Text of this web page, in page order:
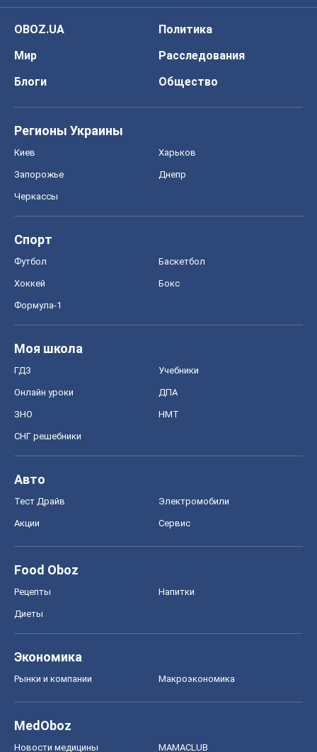
OBOZ.UA
Политика
Мир
Расследования
Блоги
Общество
Регионы Украины
Киев Харьков
Запорожье Днепр
Черкассы
Спорт
Футбол Баскетбол
Хоккей Бокс
Формула-1
Моя школа
ГДЗ Учебники
Онлайн уроки ДПА
ЗНО НМТ
СНГ решебники
Авто
Тест Драйв Электромобили
Акции Сервис
Food Oboz
Рецепты Напитки
Диеты
Экономика
Рынки и компании Mакроэкономика
MedOboz
Новости медицины MAMACLUB